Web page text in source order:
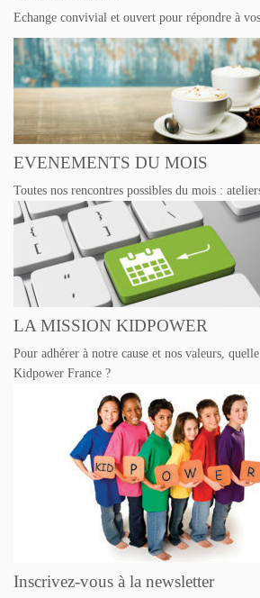
Echange convivial et ouvert pour répondre à
EVENEMENTS DU MOIS
Toutes nos rencontres possibles du mois :
LA MISSION KIDPOWER
Pour adhérer à notre cause et nos valeurs,
Kidpower France ?
Inscrivez-vous à la newsletter